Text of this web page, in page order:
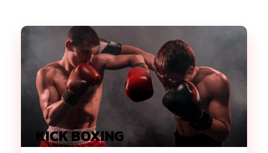
KICK BOXING